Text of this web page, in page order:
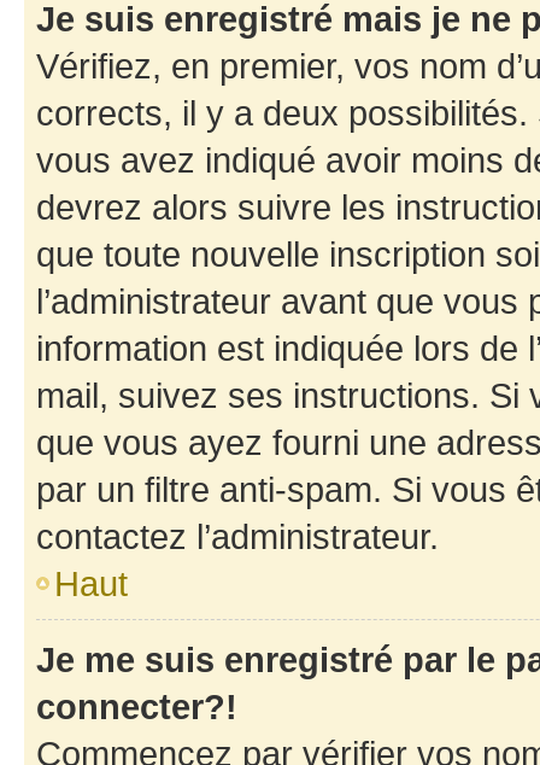
Je suis enregistré mais je ne
Vérifiez, en premier, vos nom
corrects, il y a deux
vous avez indiqué avoir moins
devrez alors suivre les
que toute nouvelle inscription
l’administrateur avant que
information est indiquée lors de
mail, suivez ses instructions. Si
que vous ayez fourni une
par un filtre anti-spam. Si vous
contactez l’administrateur.
Haut
Je me suis enregistré par le
connecter?!
Commencez par vérifier vos